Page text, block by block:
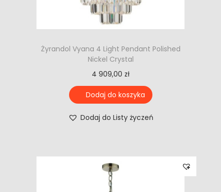
Żyrandol Vyana 4 Light Pendant Polished
Nickel Crystal
4 909,00 zł
Dodaj do koszyka
Dodaj do Listy życzeń